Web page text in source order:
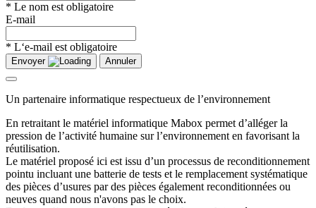
* Le nom est obligatoire
E-mail
* L‘e-mail est obligatoire
Envoyer Annuler
Un partenaire informatique respectueux de l’environnement
En retraitant le matériel informatique Mabox permet d’alléger la
pression de l’activité humaine sur l’environnement en favorisant la
réutilisation.
Le matériel proposé ici est issu d’un processus de reconditionnement
pointu incluant une batterie de tests et le remplacement systématique
des pièces d’usures par des pièces également reconditionnées ou
neuves quand nous n'avons pas le choix.